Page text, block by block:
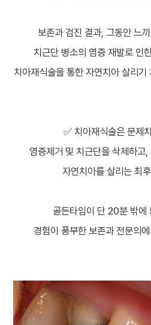
보존과 검진 결과, 그동안 느
치근단 병소의 염증 재발로 인
치아재식술을 통한 자연치아 살리기
✅ 치아재식술은 문제
염증제거 및 치근단을 삭제하고
자연치아를 살리는 최
골든타임이 단 20분 밖에
경험이 풍부한 보존과 전문의